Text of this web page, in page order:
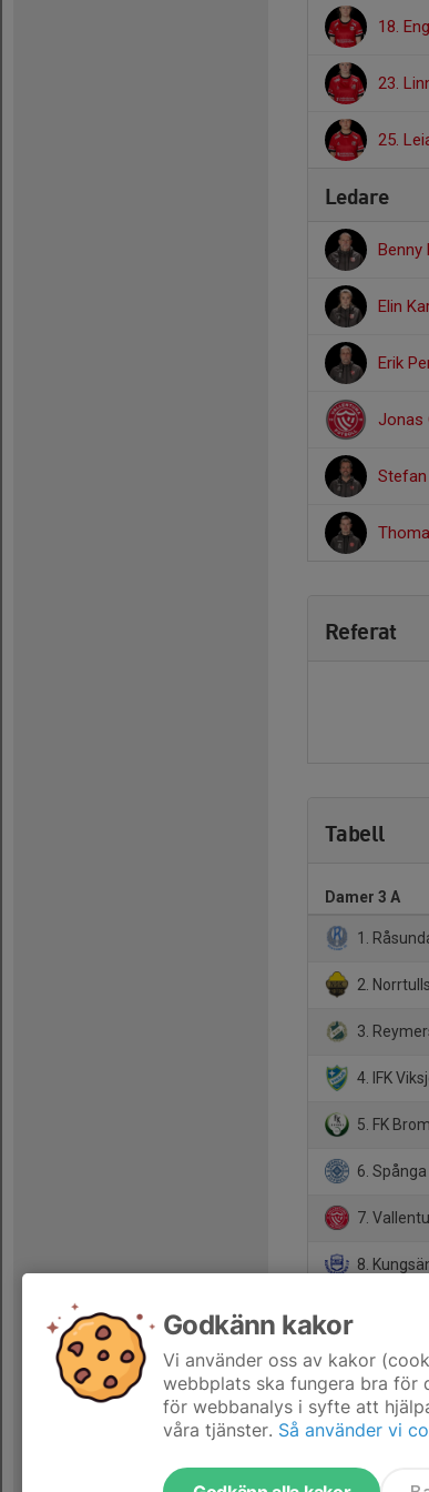
18.
23.
25.
Ledare
Benny
Elin
Erik
Jonas
Referat
Tabell
Damer 3 A
1.
2.
3.
4. IFK
5. FK
6. Spånga
7.
8.
10. P 18
Godkänn kakor
Vi använder oss av kakor
webbplats ska fungera bra för
för webbanalys i syfte att
våra tjänster. Så använder vi